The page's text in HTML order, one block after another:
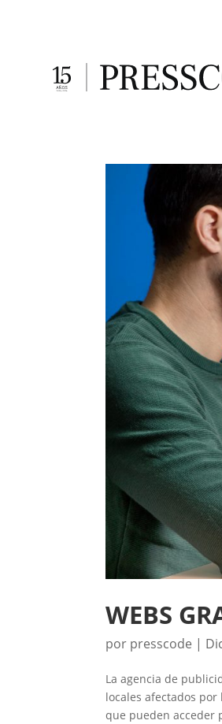
WEBS
por presscode |
La agencia de
locales afectados
que pueden acceder